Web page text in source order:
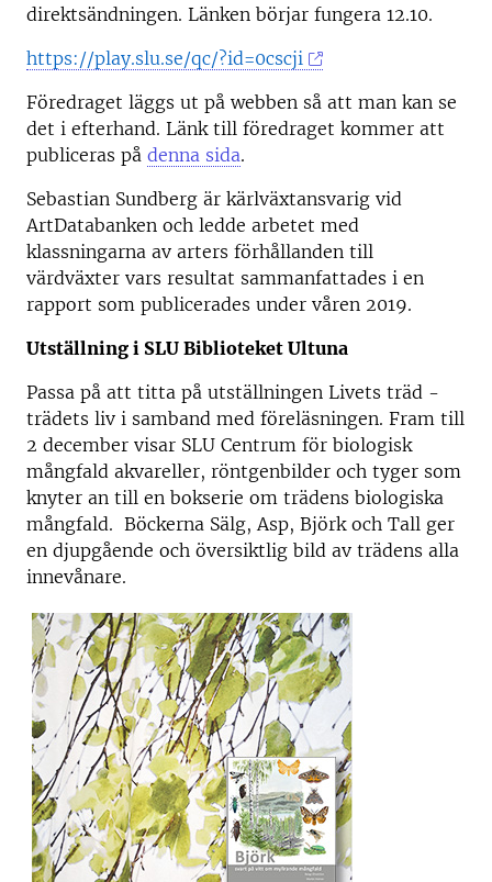
direktsändningen. Länken börjar fungera 12.10.
https://play.slu.se/qc/?id=0cscji
Föredraget läggs ut på webben så att man kan se
det i efterhand. Länk till föredraget kommer att
publiceras på denna sida.
Sebastian Sundberg är kärlväxtansvarig vid
ArtDatabanken och ledde arbetet med
klassningarna av arters förhållanden till
värdväxter vars resultat sammanfattades i en
rapport som publicerades under våren 2019.
Utställning i SLU Biblioteket Ultuna
Passa på att titta på utställningen Livets träd -
trädets liv i samband med föreläsningen. Fram till
2 december visar SLU Centrum för biologisk
mångfald akvareller, röntgenbilder och tyger som
knyter an till en bokserie om trädens biologiska
mångfald. Böckerna Sälg, Asp, Björk och Tall ger
en djupgående och översiktlig bild av trädens alla
innevånare.